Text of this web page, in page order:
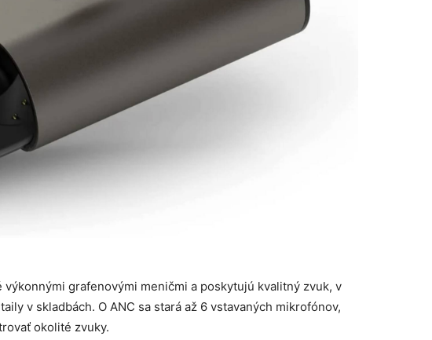
výkonnými grafenovými meničmi a poskytujú kvalitný zvuk, v
v skladbách. O ANC sa stará až 6 vstavaných mikrofónov,
okolité zvuky.